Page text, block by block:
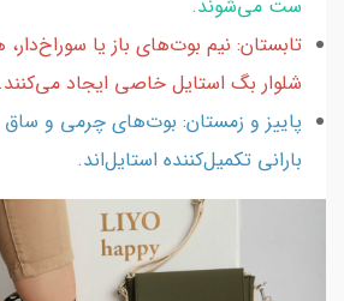
ست می‌شوند.
تابستان: نیم بوت‌های باز یا سوراخ‌دار،
شلوار بگ استایل خاصی ایجاد می‌کنند.
پاییز و زمستان: بوت‌های چرمی و ساق
بارانی تکمیل‌کننده استایل‌اند.